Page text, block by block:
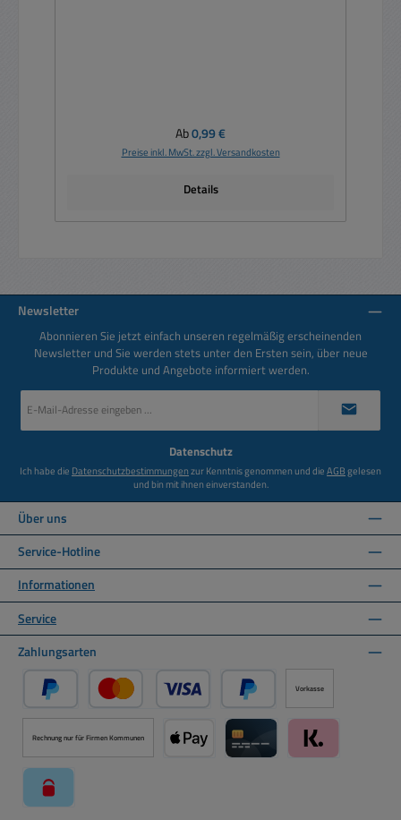
Regulärer Preis:
Ab0,99 €
Preise inkl. MwSt. zzgl. Versandkosten
Details
Newsletter
Abonnieren Sie jetzt einfach unseren regelmäßig erscheinenden
Newsletter und Sie werden stets unter den Ersten sein, über neue
Produkte und Angebote informiert werden.
Mail-
Datenschutz
Ich habe die Datenschutzbestimmungenzur Kenntnis genommen und dieAGBgelesen
und bin mit ihnen einverstanden.
Über uns
Service-Hotline
Informationen
Service
Zahlungsarten
PayPal Kredit- oder Debitkarte über PayPal
Später Bezahlen über PayPal
Vorkasse
Rechnung nur für Firmen Kommunen